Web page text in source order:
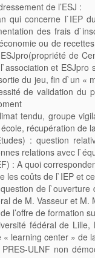
de l’ESJ :
qui concerne l`IEP
des frais
ou de
de
et
du jeu, fin d`un «
de validation du
tendu, groupe
récupération de
: question
relations avec
: A quoi
les coûts de l`IEP et
de
de M. Vasseur et
l’offre de formation
fédéral de
learning center » de
ULNF non